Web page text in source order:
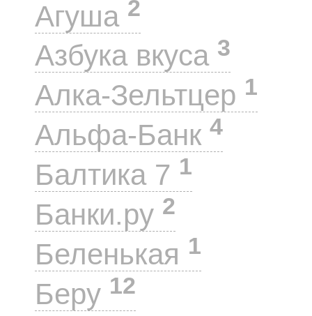
Агуша 2
Азбука вкуса 3
Алка-Зельтцер 1
Альфа-Банк 4
Балтика 7 1
Банки.ру 2
Беленькая 1
Беру 12